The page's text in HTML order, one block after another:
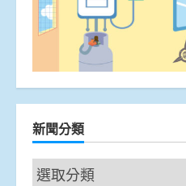
新聞分類
新